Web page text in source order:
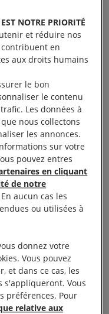
des mesures
l’état
but précis d’éviter
et non de maintien
aux préfets des
avec le droit
de l’état d’urgence
des droits
levé, à moins que
est absolument
précise et
doit en aucun cas
NOTRE PRIORITÉ
et réduire nos
en
aux droits humains
le bon
le contenu
Les données à
nous collectons
les annonces.
sur votre
pouvez entres
en cliquant
de notre
En aucun cas les
ou utilisées à
donnez votre
Vous pouvez
et dans ce cas, les
s'appliqueront. Vous
préférences. Pour
relative aux